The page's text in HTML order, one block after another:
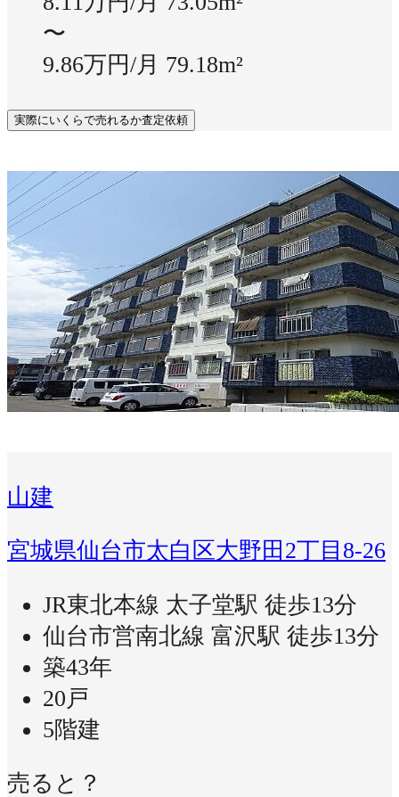
〜
9.86万円/月 79.18m²
実際にいくらで売れるか査定依頼
山建
宮城県仙台市太白区大野田2丁目8-26
JR東北本線 太子堂駅 徒歩13分
仙台市営南北線 富沢駅 徒歩13分
築43年
20戸
5階建
売ると？